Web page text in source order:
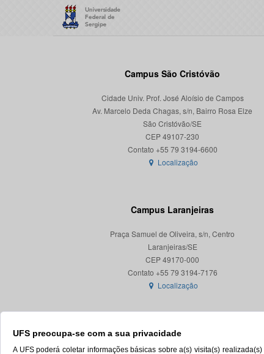
UFS preocupa-se com a sua privacidade
A UFS poderá coletar informações básicas sobre a(s) visita(s)
Campus São Cristóvão
Cidade Univ. Prof. José Aloísio de Campos
Av. Marcelo Deda Chagas, s/n, Bairro Rosa Elze
São Cristóvão/SE
CEP 49107-230
Localização
Campus Laranjeiras
Praça Samuel de Oliveira, s/n, Centro
Laranjeiras/SE
CEP 49170-000
Localização